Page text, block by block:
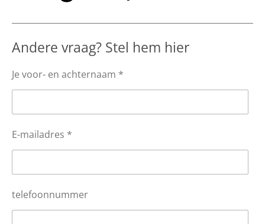
Andere vraag? Stel hem hier
Je voor- en achternaam *
E-mailadres *
telefoonnummer